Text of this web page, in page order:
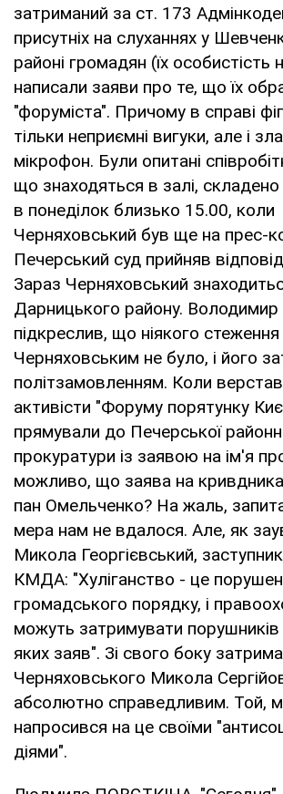
затриманий за ст. 173
присутніх на слуханнях у
районі громадян (їх
написали заяви про те, що їх
"форуміста". Причому в справі
тільки неприємні вигуки, але і
мікрофон. Були опитані
що знаходяться в залі,
в понеділок близько 15.00, коли
Черняховський був ще на прес-
Печерський суд прийняв
Зараз Черняховський
Дарницького району.
підкреслив, що ніякого
Черняховським не було, і його
політзамовленням. Коли
активісти "Форуму порятунку
прямували до Печерської
прокуратури із заявою на ім'я
можливо, що заява на
пан Омельченко? На жаль,
мера нам не вдалося. Але, як
Микола Георгієвський,
КМДА: "Хуліганство - це
громадського порядку, і
можуть затримувати
яких заяв". Зі свого боку
Черняховського Микола
абсолютно справедливим. Той,
напросився на це своїми
діями".